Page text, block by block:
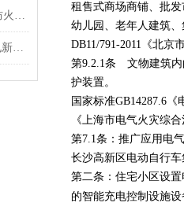
电气防火限流式保护器在家庭防火监控中的应用探讨
加油站“变身”快充站，探讨充电新模式 安科瑞 许敏
租售式商场商铺、批
幼儿园、老年人建筑
DB11/791-2011《北京
第9.2.1条 文物建筑内
护装置。
国家标准GB14287.6
《上海市电气火灾综
第7.1条：推广应用电
长沙高新区电动自行
第二条：住宅小区设
的智能充电控制设施设